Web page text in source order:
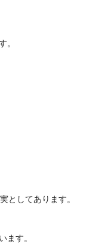
。
としてあります。
す。